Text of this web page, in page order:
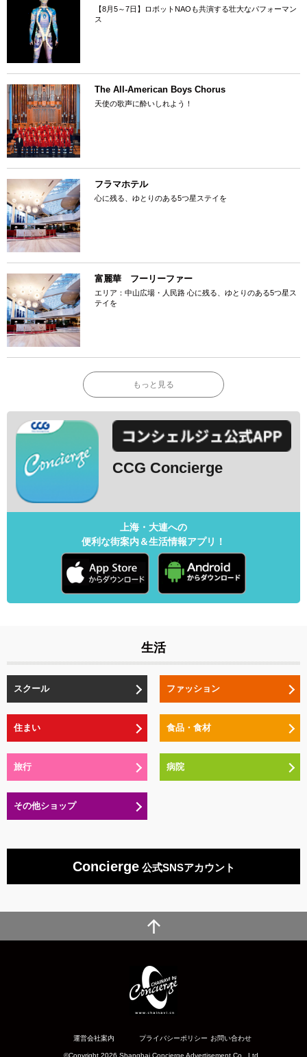
【8月5～7日】ロボットNAOも共演する壮大なパフォーマン
ス
The All-American Boys Chorus
天使の歌声に酔いしれよう！
フラマホテル
心に残る、ゆとりのある5つ星ステイを
富麗華 フーリーファー
エリア：中山広場・人民路 心に残る、ゆとりのある5つ星ス
テイを
もっと見る
CCG Concierge
上海・大連への
便利な街案内＆生活情報アプリ！
生活
スクール ファッション
住まい 食品・食材
旅行 病院
その他ショップ
Concierge公式SNSアカウント
運営会社案内 プライバシーポリシー お問い合わせ